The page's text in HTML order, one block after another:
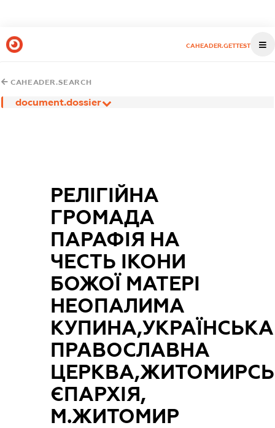
CAHEADER.GETTEST
CAHEADER.SEARCH
document.dossier
РЕЛІГІЙНА
ГРОМАДА
ПАРАФІЯ НА
ЧЕСТЬ ІКОНИ
БОЖОЇ МАТЕРІ
НЕОПАЛИМА
КУПИНА,УКРАЇНСЬКА
ПРАВОСЛАВНА
ЄПАРХІЯ,
М.ЖИТОМИР